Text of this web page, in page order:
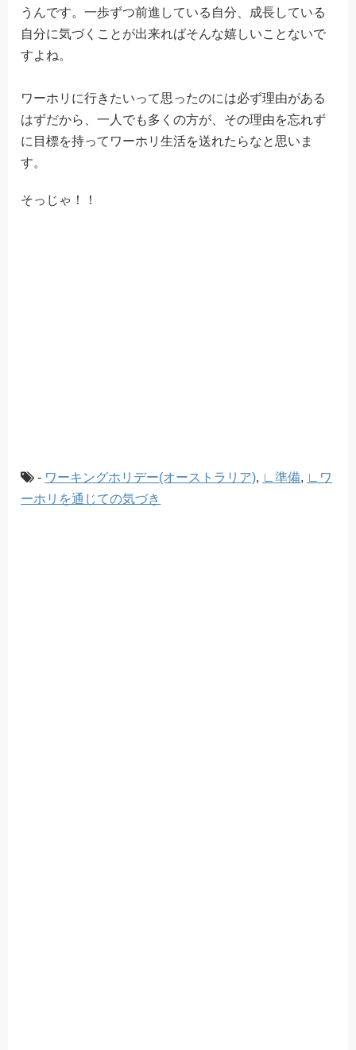
うんです。一歩ずつ前進している自分、成長している
自分に気づくことが出来ればそんな嬉しいことないで
すよね。
ワーホリに行きたいって思ったのには必ず理由がある
はずだから、一人でも多くの方が、その理由を忘れず
に目標を持ってワーホリ生活を送れたらなと思いま
す。
そっじゃ！！
- ワーキングホリデー(オーストラリア), ∟準備, ∟ワ
ーホリを通じての気づき